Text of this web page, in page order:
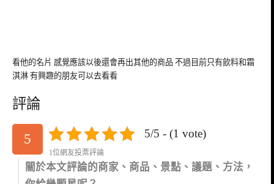
看他的名片 感覺應該以後還會再出其他的商品 不過目前只有飲料和霜
淇淋 有興趣的朋友可以去看看
評論
5 5/5 - (1 vote)
1位網友投票評論
關於本文評論的商家、商品、景點、議題、方法，